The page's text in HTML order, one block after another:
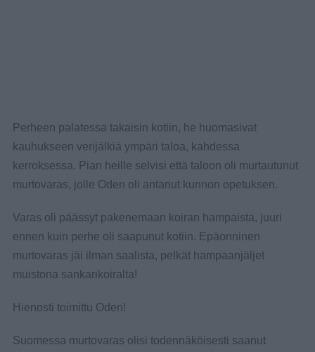
Perheen palatessa takaisin kotiin, he huomasivat
kauhukseen verijälkiä ympäri taloa, kahdessa
kerroksessa. Pian heille selvisi että taloon oli murtautunut
murtovaras, jolle Oden oli antanut kunnon opetuksen.
Varas oli päässyt pakenemaan koiran hampaista, juuri
ennen kuin perhe oli saapunut kotiin. Epäonninen
murtovaras jäi ilman saalista, pelkät hampaanjäljet
muistona sankarikoiralta!
Hienosti toimittu Oden!
Suomessa murtovaras olisi todennäköisesti saanut